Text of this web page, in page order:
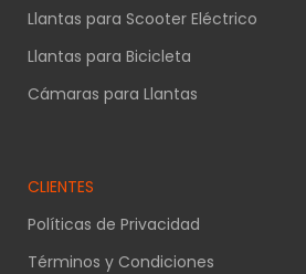
Llantas para Scooter Eléctrico
Llantas para Bicicleta
Cámaras para Llantas
CLIENTES
Políticas de Privacidad
Términos y Condiciones